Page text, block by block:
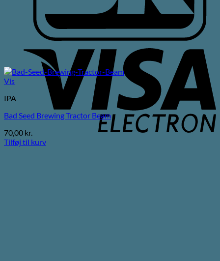
Vis
IPA
Bad Seed Brewing Tractor Beam
70,00 kr.
Tilføj til kurv